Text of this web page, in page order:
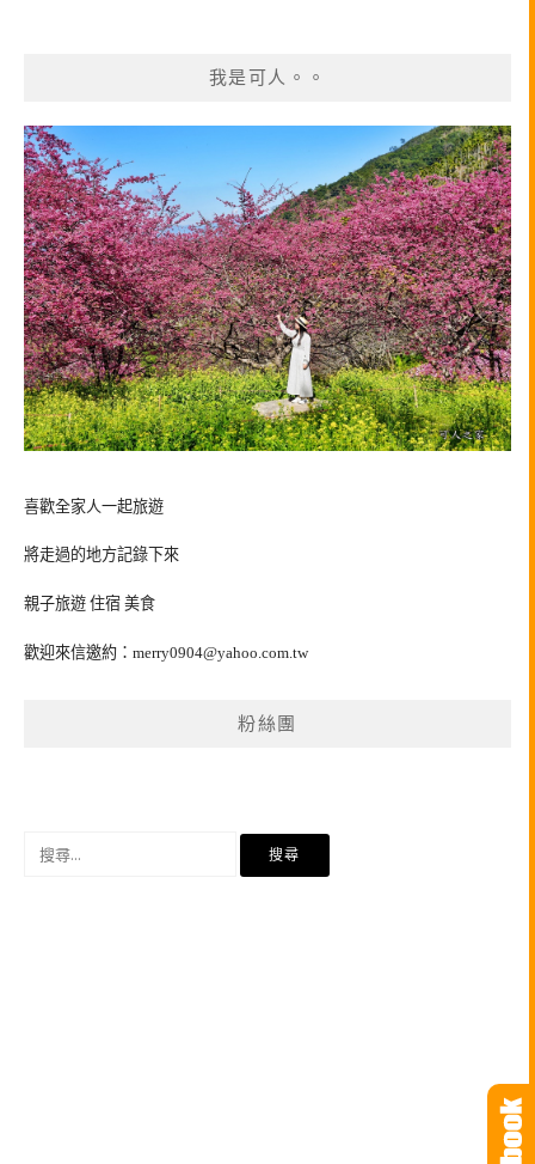
我是可人。。
喜歡全家人一起旅遊
將走過的地方記錄下來
親子旅遊 住宿 美食
歡迎來信邀約： merry0904@yahoo.com.tw
粉絲團